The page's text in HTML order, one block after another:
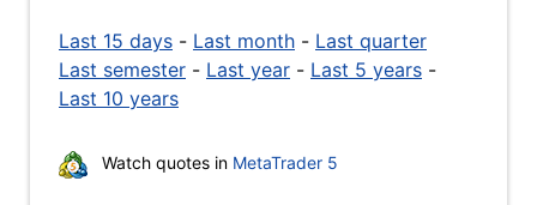
Last 15 days - Last month - Last quarter
Last semester - Last year - Last 5 years -
Last 10 years
Watch quotes in MetaTrader 5